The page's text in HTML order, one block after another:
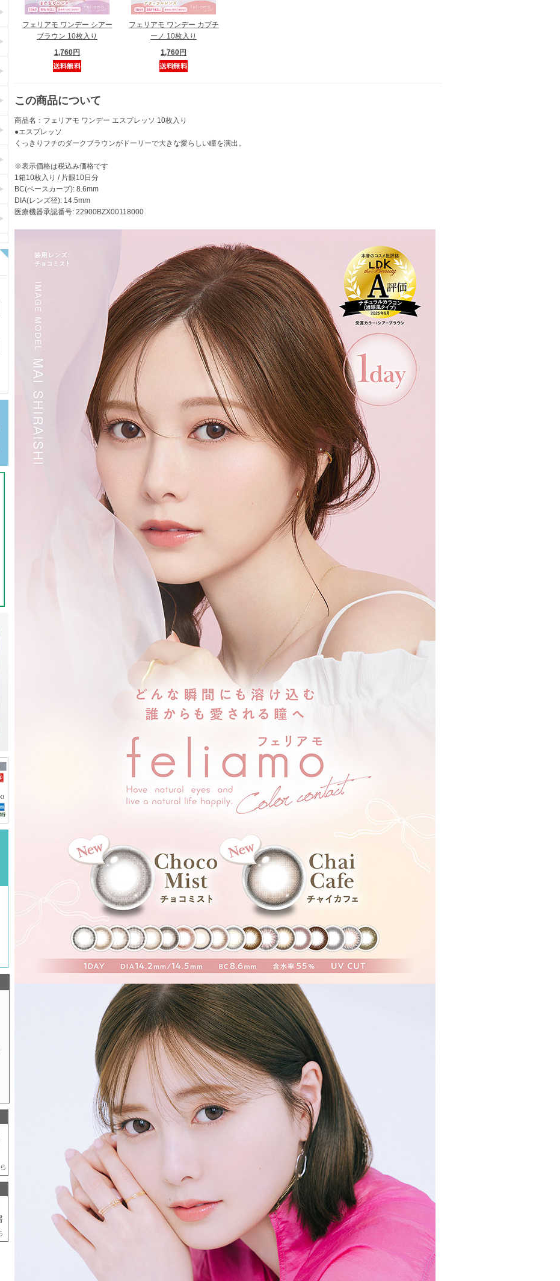
フェリアモ ワンデー シアー
ブラウン 10枚入り
1,760円
フェリアモ ワンデー カプチ
ーノ 10枚入り
1,760円
この商品について
商品名：フェリアモ ワンデー エスプレッソ 10枚入り
●エスプレッソ
くっきりフチのダークブラウンがドーリーで大きな愛らしい瞳を演出。
※表示価格は税込み価格です
1箱10枚入り / 片眼10日分
BC(ベースカーブ): 8.6mm
DIA(レンズ径): 14.5mm
医療機器承認番号: 22900BZX00118000